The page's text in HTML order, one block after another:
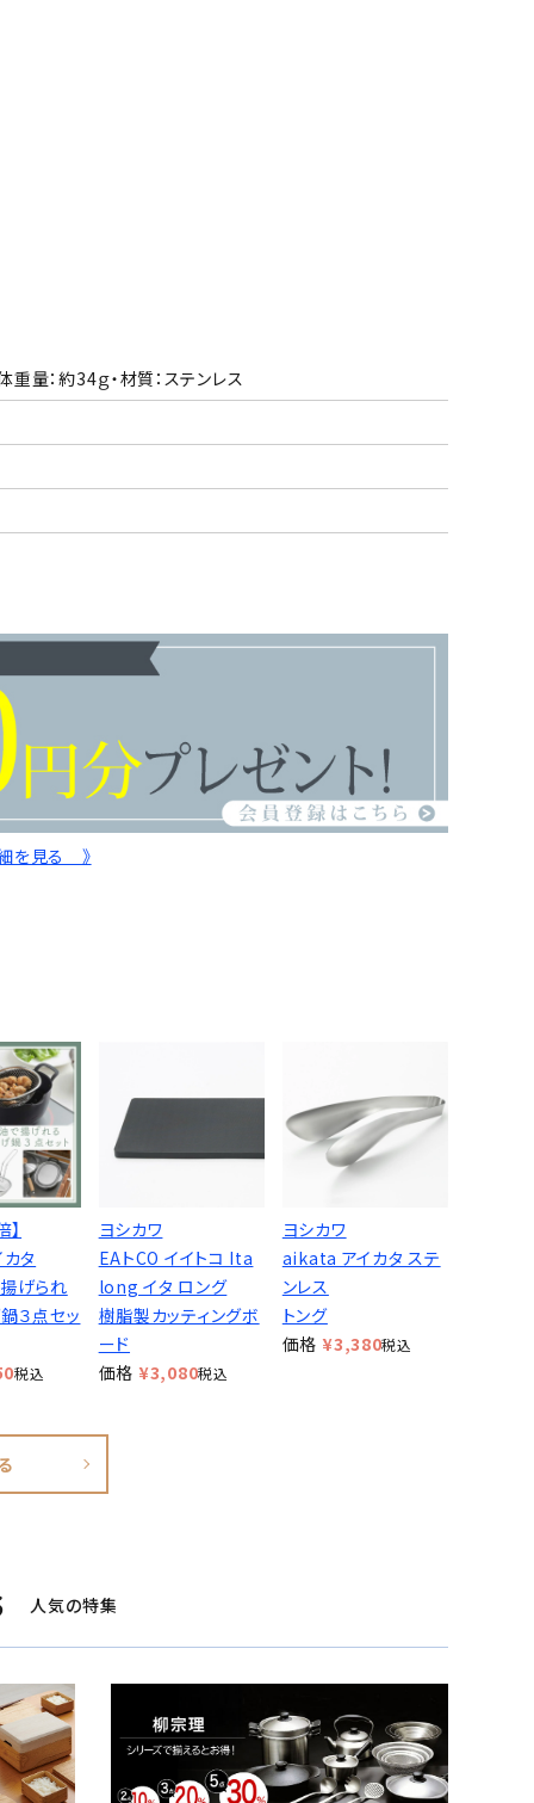
：約34ｇ・材質：ステンレス
を見る 》
】
タ
げられ
３点セッ
税込
ヨシカワ
EAトCO イイトコ Ita
long イタ ロング
樹脂製カッティングボ
ード
価格 ¥3,080税込
ヨシカワ
aikata アイカタ ステ
ンレス
トング
価格 ¥3,380税込
人気の特集